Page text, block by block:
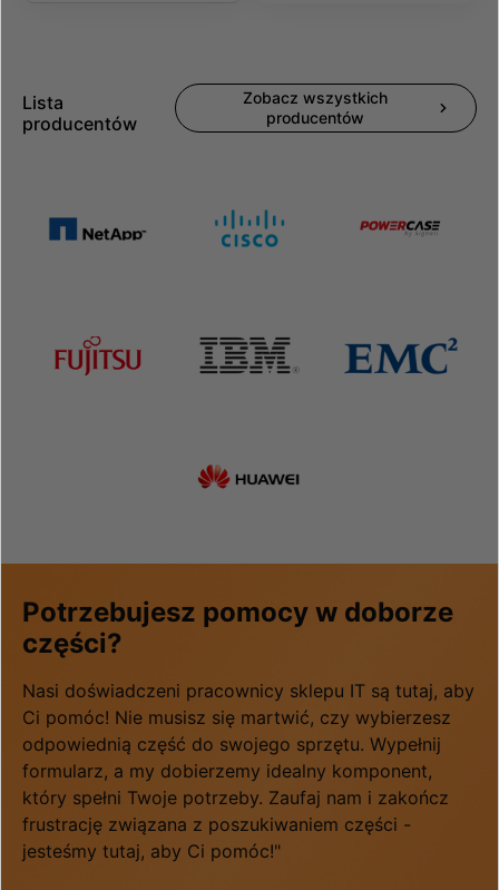
Lista
producentów
Zobacz wszystkich
producentów
Potrzebujesz pomocy w doborze
części?
Nasi doświadczeni pracownicy sklepu IT są tutaj, aby
Ci pomóc! Nie musisz się martwić, czy wybierzesz
odpowiednią część do swojego sprzętu. Wypełnij
formularz, a my dobierzemy idealny komponent,
który spełni Twoje potrzeby. Zaufaj nam i zakończ
frustrację związana z poszukiwaniem części -
jesteśmy tutaj, aby Ci pomóc!"